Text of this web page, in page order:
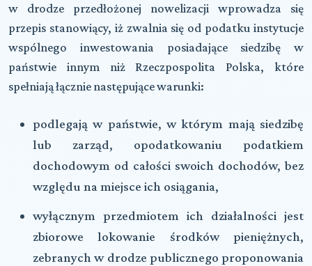
w drodze przedłożonej nowelizacji wprowadza się
przepis stanowiący, iż zwalnia się od podatku instytucje
wspólnego inwestowania posiadające siedzibę w
państwie innym niż Rzeczpospolita Polska, które
spełniają łącznie następujące warunki:
podlegają w państwie, w którym mają siedzibę
lub zarząd, opodatkowaniu podatkiem
dochodowym od całości swoich dochodów, bez
względu na miejsce ich osiągania,
wyłącznym przedmiotem ich działalności jest
zbiorowe lokowanie środków pieniężnych,
zebranych w drodze publicznego proponowania